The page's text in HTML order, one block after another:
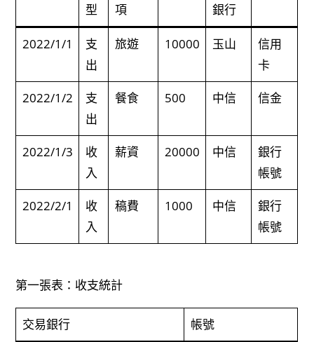
型
項
銀行
2022/1/1
支
出
旅遊 10000 玉山
信用
卡
2022/1/2
支
出
餐食 500 中信 信金
2022/1/3
收
入
薪資 20000 中信
銀行
帳號
2022/2/1
收
入
稿費 1000 中信
銀行
帳號
第一張表：收支統計
交易銀行 帳號